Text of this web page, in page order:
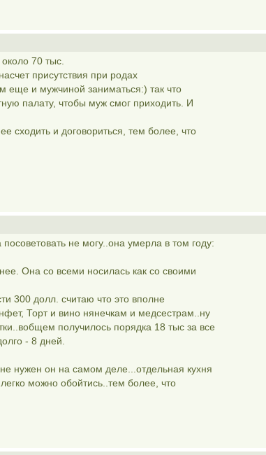
70 тыс.
присутствия при родах
еще и мужчиной заниматься:) так что
палату, чтобы муж смог приходить. И
сходить и договориться, тем более, что
не могу..она умерла в том году:
Она со всеми носилась как со своими
300 долл. считаю что это вполне
Торт и вино нянечкам и медсестрам..ну
получилось порядка 18 тыс за все
- 8 дней.
нужен он на самом деле...отдельная кухня
можно обойтись..тем более, что